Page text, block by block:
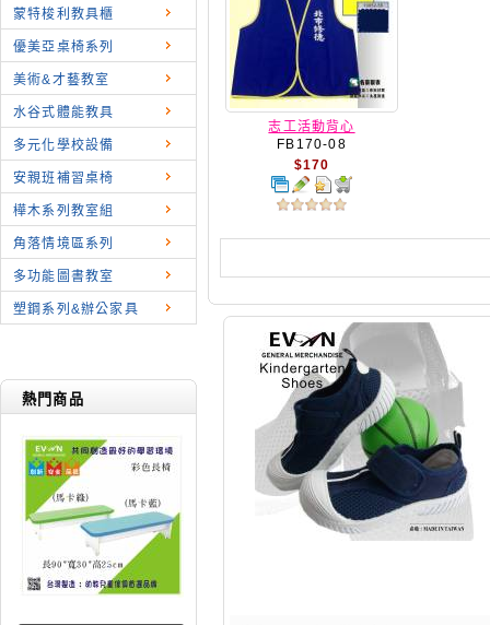
蒙特梭利教具櫃
優美亞桌椅系列
美術&才藝教室
水谷式體能教具
多元化學校設備
安親班補習桌椅
樺木系列教室組
角落情境區系列
多功能圖書教室
塑鋼系列&辦公家具
熱門商品
志工活動背心
FB170-08
$170